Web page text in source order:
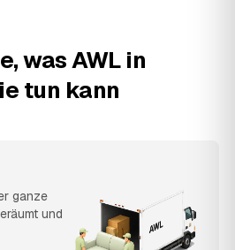
was AWL in
tun kann
ganze
und